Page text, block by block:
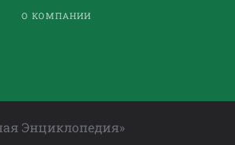
О КОМПАНИИ
Энциклопедия»